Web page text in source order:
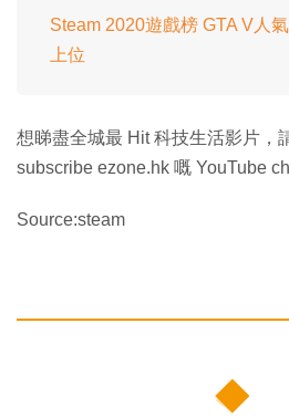
Steam 2020遊戲榜 GTA V人
上位
想睇盡全城最 Hit 科技生活影片，
subscribe ezone.hk 嘅 YouTube
Source:steam